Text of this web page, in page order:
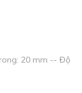
20 mm -- Độ